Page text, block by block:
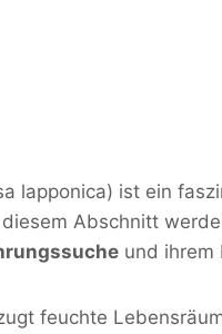
lapponica) ist ein
Abschnitt
und ihrem
feuchte